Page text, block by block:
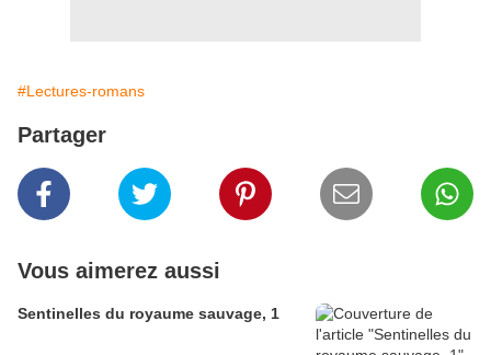
#Lectures-romans
Partager
Vous aimerez aussi
Sentinelles du royaume sauvage, 1